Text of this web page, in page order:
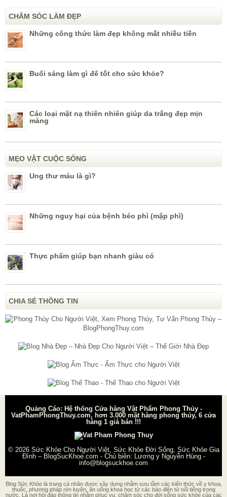
CHĂM SÓC LÀM ĐẸP
Những công thức làm đẹp không mất nhiều tiền
Buổi sáng làm gì để tốt cho sức khỏe?
Các loại mặt nạ thiên nhiên giúp da trắng đẹp mịn
màng
MẸO VẶT CUỘC SỐNG
Ung thư máu là gì?
Những nguy hại của bệnh béo phì (mập phì)
Thực phẩm giúp bạn nhanh giàu có
CHIA SẺ THÔNG TIN
Quảng Cáo: Hệ thống Cửa hàng Vật Phẩm Phong Thủy -
VatPhamPhongThuy.com, hơn 3.000 mặt hàng phong thủy, 6 cửa
hàng 1 giá bán !!!
© 2026 Sức Khỏe Cho Người Việt, Sức Khỏe Đời Sống, Sức Khỏe Gia
Đình – BlogSucKhoe.com - Chủ biên: Lương y Nguyễn Hùng-
info@blogsuckhoe.com
Blog Sức Khỏe là trang cá nhân được xây dựng nhằm sưu tầm các kiến thức về y khoa,
thuốc, phương pháp rèn luyện, ăn uống khoa học từ các báo điện tử nổi tiếng trong
nước. Là nơi hỏi đáp thông tin nhằm phục vụ, chăm sóc cho đời sống sức khỏe của các